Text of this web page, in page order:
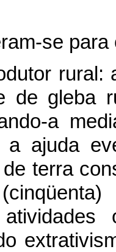
se
rural:
de gleba
a
a ajuda
terra